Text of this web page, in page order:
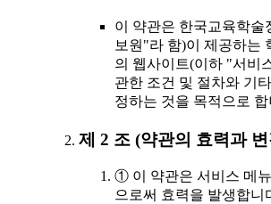
이 약관은 한국교육학술
보원"라 함)이 제공하는
의 웹사이트(이하 "서비
관한 조건 및 절차와 기
정하는 것을 목적으로 합
제 2 조 (약관의 효력과
① 이 약관은 서비스 메
으로써 효력을 발생합니